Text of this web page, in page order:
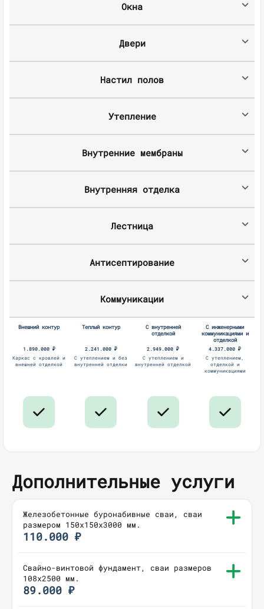
Окна
Двери
Настил полов
Утепление
Внутренние мембраны
Внутренняя отделка
Лестница
Антисептирование
Коммуникации
Внешний контур
1.890.000 ₽
Каркас с кровлей и
внешней отделкой
Теплый контур
2.241.000 ₽
С утеплением и без
внутренней отделки
С внутренней
отделкой
2.949.000 ₽
С утеплением и
внутренней отделкой
С инженерными
коммуникациями и
отделкой
4.337.000 ₽
С утеплением,
отделкой и
коммуникациями
Дополнительные услуги
Железобетонные буронабивные сваи, сваи
размером 150х150х3000 мм.
110.000 ₽
Свайно-винтовой фундамент, сваи размеров
108х2500 мм.
89.000 ₽